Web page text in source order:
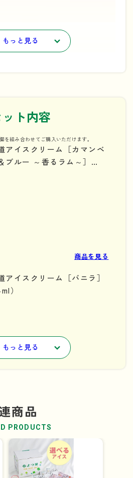
む大人のアイスクリーム。（期間
味わいを感じられる自信作。
ほろ苦さと芳醇な香り、隠し味の
す味わいが特徴。
もっと見る
ト内容
を組み合わせてご購入いただけます。
アイスクリーム［カマンベ
ブルー ～香るラム～］
商品を見る
アイスクリーム［バニラ］
）
アイスクリーム［抹茶］
）
もっと見る
商品
PRODUCTS